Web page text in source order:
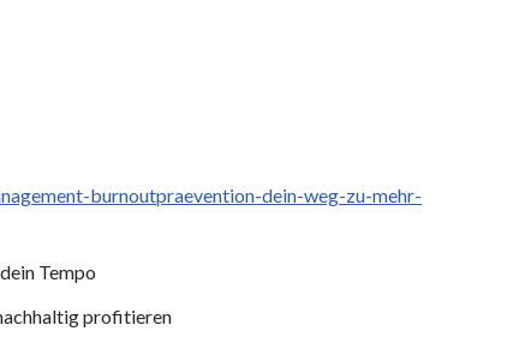
burnoutpraevention-dein-weg-zu-mehr-
Tempo
profitieren